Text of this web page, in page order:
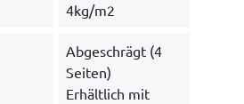
4kg/m2
Abgeschrägt (4
Seiten)
Erhältlich mit